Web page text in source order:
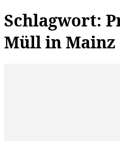
Schlagwort:
Müll in Mainz